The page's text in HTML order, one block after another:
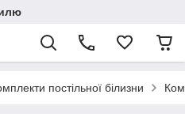
постільної білизни